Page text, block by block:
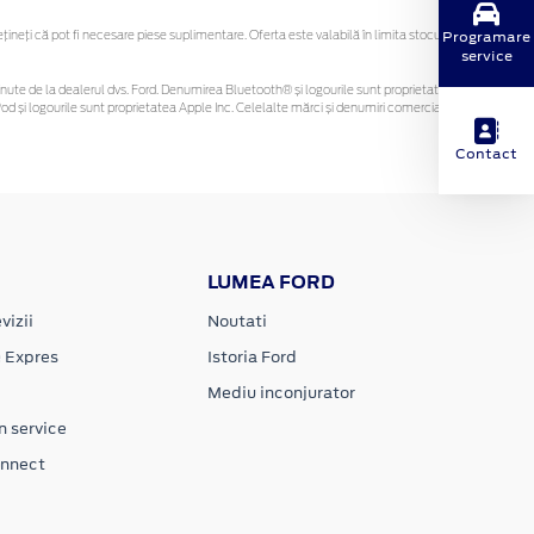
că pot fi necesare piese suplimentare. Oferta este valabilă în limita stocului
de la dealerul dvs. Ford. Denumirea Bluetooth® și logourile sunt proprietatea
și logourile sunt proprietatea Apple Inc. Celelalte mărci și denumiri comerciale sunt
Expres
service
LUMEA FORD
Noutati
Istoria Ford
Mediu inconjurator
Programare
service
Contact